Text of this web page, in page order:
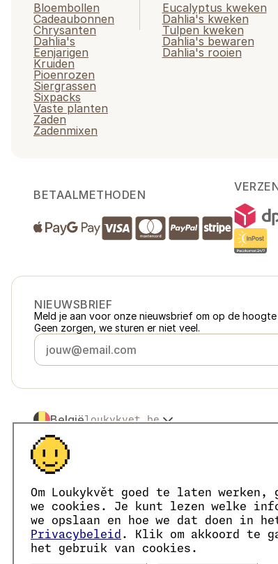
Om Loukykvět goed te laten werken,
we cookies. Je kunt lezen welke
we opslaan en hoe we dat doen in
Privacybeleid . Klik om akkoord te
het gebruik van cookies.
Bloembollen
Cadeaubonnen
Chrysanten
Dahlia's
Eenjarigen
Kruiden
Pioenrozen
Siergrassen
Sixpacks
Vaste planten
Zaden
Zadenmixen
Eucalyptus kweken
Dahlia's kweken
Tulpen kweken
Dahlia's bewaren
Dahlia's rooien
BETAALMETHODEN
NIEUWSBRIEF
Meld je aan voor onze nieuwsbrief om op de
Geen zorgen, we sturen er niet veel.
Belgiëloukykvet.be
Česko
Slovensko
Polskaloukykvet.pl
Österreichloukykvet.at
Deutschlandloukykvet.de
Franceloukykvet.fr
Danmarkloukykvet.dk
Eesti loukykvet.ee
© 2016 →
Loukykvět s.r.o. staat ingeschreven in het
We zijn aangesloten bij het EKO-KOM-systeem
Wij geven plantenpaspoorten af onder
Ons registratienummer is 05663687, het btw-nummer
Het ID van de data box is eng827q.
Het EORI-nummer is CZ05663687.
Wij zijn btw-plichtig.